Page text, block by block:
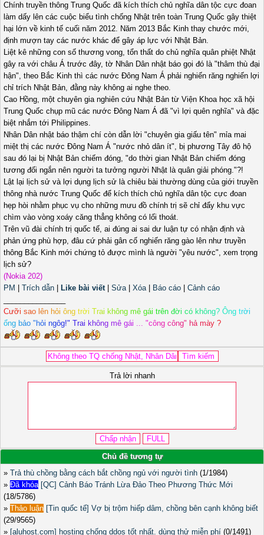
Chính truyền thông Trung Quốc đã kích thích chủ nghĩa dân tộc cực đoan
làm dấy lên các cuộc biểu tình chống Nhật trên toàn Trung Quốc gây thiệt
hại lớn về kinh tế cuối năm 2012. Năm 2013 Bắc Kinh thay chước mới,
định mượn tay các nước khác để gây áp lực với Nhật Bản.
Liệt kê những con số thương vong, tổn thất do chủ nghĩa quân phiệt Nhật
gây ra với châu Á trước đây, tờ Nhân Dân nhật báo gọi đó là "thâm thù đại
hận", theo Bắc Kinh thì các nước Đông Nam Á phải nghiến răng nghiến lợi
chỉ trích Nhật Bản, đằng này không ai nghe theo.
Cao Hồng, một chuyên gia nghiên cứu Nhật Bản từ Viện Khoa học xã hội
Trung Quốc chụp mũ các nước Đông Nam Á đã "vì lợi quên nghĩa" và đặc
biệt nhắm tới Philippines.
Nhân Dân nhật báo thậm chí còn dẫn lời "chuyên gia giấu tên" mỉa mai
miệt thị các nước Đông Nam Á "nước nhỏ dân ít", bị phương Tây đô hộ
sau đó lại bị Nhật Bản chiếm đóng, "do thời gian Nhật Bản chiếm đóng
tương đối ngắn nên người ta tưởng người Nhật là quân giải phóng."?!
Lật lại lịch sử và lợi dụng lịch sử là chiêu bài thường dùng của giới truyền
thông nhà nước Trung Quốc để kích thích chủ nghĩa dân tộc cực đoan
hẹp hòi nhằm phục vụ cho những mưu đồ chính trị sẽ chỉ đẩy khu vực
chìm vào vòng xoáy căng thẳng không có lối thoát.
Trên vũ đài chính trị quốc tế, ai đúng ai sai dư luận tự có nhận định và
phản ứng phù hợp, đâu cứ phải gân cố nghiến răng gào lên như truyền
thông Bắc Kinh mới chứng tỏ được mình là người "yêu nước", xem trọng
lịch sử?
(Nokia 202)
PM
Trích dẫn Like bài viết| Sửa| Xóa| Báo cáo
Cảnh cáo
Cưỡi sao ên hỏi ông trời Trai không mê gái trên đời có không? Ông trời
ổng bảo " hỏi ngôg!" Trai không mê gái ... "công công" hả mày ?
Trả lời nhanh
Chủ đề tương tự
» Trả thù chồng bằng cách bắt chồng ngủ với người tình (1/1984)
» Đã khóa [QC] Cảnh Báo Tránh Lừa Đảo Theo Phương Thức Mới
(18/5786)
» Thảo luận [Tin quốc tế] Vợ bị trộm hiếp dâm, chồng bên cạnh không biết
(29/9565)
» [aluhost.com] hosting chống ddos tốt nhất. dùng thử miễn phí (0/1491)